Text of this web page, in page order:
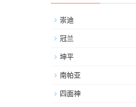
崇迪
冠兰
坤平
南帕亚
四面神